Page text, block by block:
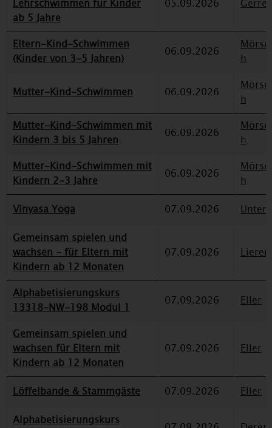
Lehrschwimmen für Kinder
ab 5 Jahre
05.09.2026
Eltern-Kind-Schwimmen
(Kinder von 3-5 Jahren)
06.09.2026
h
Mutter-Kind-Schwimmen 06.09.2026
h
Mutter-Kind-Schwimmen mit
Kindern 3 bis 5 Jahren
06.09.2026
h
Mutter-Kind-Schwimmen mit
Kindern 2-3 Jahre
06.09.2026
h
Vinyasa Yoga
07.09.2026
Gemeinsam spielen und
wachsen - für Eltern mit
Kindern ab 12 Monaten
07.09.2026
Alphabetisierungskurs
13318-NW-198 Modul 1
07.09.2026 Eller
Gemeinsam spielen und
wachsen für Eltern mit
Kindern ab 12 Monaten
07.09.2026 Eller
Löffelbande & Stammgäste 07.09.2026
Eller
Alphabetisierungskurs